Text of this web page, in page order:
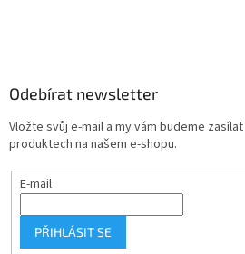
Odebírat newsletter
Vložte svůj e-mail a my vám budeme
produktech na našem e-shopu.
E-mail
PŘIHLÁSIT SE